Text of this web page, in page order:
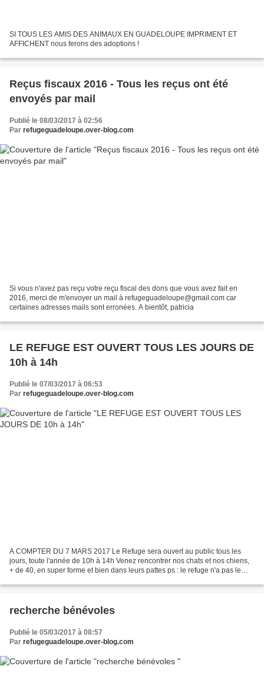
SI TOUS LES AMIS DES ANIMAUX EN GUADELOUPE IMPRIMENT ET
AFFICHENT nous ferons des adoptions !
Reçus fiscaux 2016 - Tous les reçus ont été
envoyés par mail
Publié le 08/03/2017 à 02:56
Par refugeguadeloupe.over-blog.com
Si vous n'avez pas reçu votre reçu fiscal des dons que vous avez fait en
2016, merci de m'envoyer un mail à refugeguadeloupe@gmail.com car
certaines adresses mails sont erronées. A bientôt, patricia
LE REFUGE EST OUVERT TOUS LES JOURS DE
10h à 14h
Publié le 07/03/2017 à 06:53
Par refugeguadeloupe.over-blog.com
A COMPTER DU 7 MARS 2017 Le Refuge sera ouvert au public tous les
jours, toute l'année de 10h à 14h Venez rencontrer nos chats et nos chiens,
+ de 40, en super forme et bien dans leurs pattes ps : le refuge n'a pas le
recherche bénévoles
Publié le 05/03/2017 à 08:57
Par refugeguadeloupe.over-blog.com